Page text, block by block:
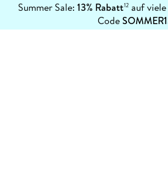
Summer Sale: 13% Rabatt12auf viele
Code
erfahren